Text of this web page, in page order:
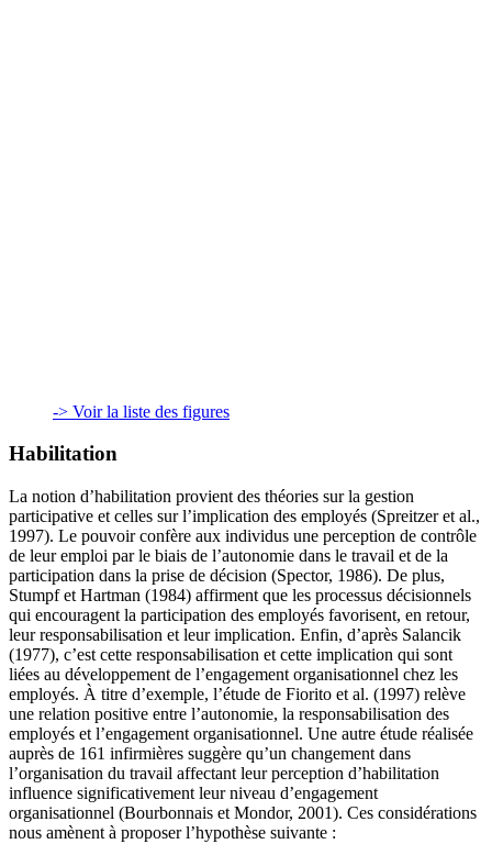
-> Voir la liste des figures
Habilitation
La notion d’habilitation provient des théories sur la gestion
participative et celles sur l’implication des employés (Spreitzer et al.,
1997). Le pouvoir confère aux individus une perception de contrôle
de leur emploi par le biais de l’autonomie dans le travail et de la
participation dans la prise de décision (Spector, 1986). De plus,
Stumpf et Hartman (1984) affirment que les processus décisionnels
qui encouragent la participation des employés favorisent, en retour,
leur responsabilisation et leur implication. Enfin, d’après Salancik
(1977), c’est cette responsabilisation et cette implication qui sont
liées au développement de l’engagement organisationnel chez les
employés. À titre d’exemple, l’étude de Fiorito et al. (1997) relève
une relation positive entre l’autonomie, la responsabilisation des
employés et l’engagement organisationnel. Une autre étude réalisée
auprès de 161 infirmières suggère qu’un changement dans
l’organisation du travail affectant leur perception d’habilitation
influence significativement leur niveau d’engagement
organisationnel (Bourbonnais et Mondor, 2001). Ces considérations
nous amènent à proposer l’hypothèse suivante :